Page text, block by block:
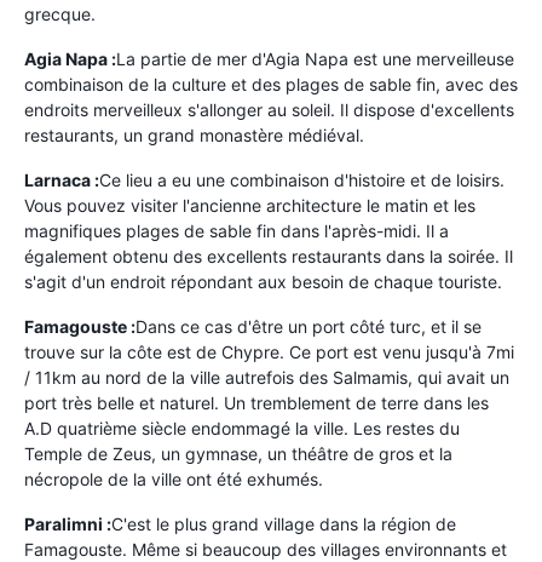
grecque.
Agia Napa :La partie de mer d'Agia Napa est une merveilleuse
combinaison de la culture et des plages de sable fin, avec des
endroits merveilleux s'allonger au soleil. Il dispose d'excellents
restaurants, un grand monastère médiéval.
Larnaca :Ce lieu a eu une combinaison d'histoire et de loisirs.
Vous pouvez visiter l'ancienne architecture le matin et les
magnifiques plages de sable fin dans l'après-midi. Il a
également obtenu des excellents restaurants dans la soirée. Il
s'agit d'un endroit répondant aux besoin de chaque touriste.
Famagouste :Dans ce cas d'être un port côté turc, et il se
trouve sur la côte est de Chypre. Ce port est venu jusqu'à 7mi
/ 11km au nord de la ville autrefois des Salmamis, qui avait un
port très belle et naturel. Un tremblement de terre dans les
A.D quatrième siècle endommagé la ville. Les restes du
Temple de Zeus, un gymnase, un théâtre de gros et la
nécropole de la ville ont été exhumés.
Paralimni :C'est le plus grand village dans la région de
Famagouste. Même si beaucoup des villages environnants et